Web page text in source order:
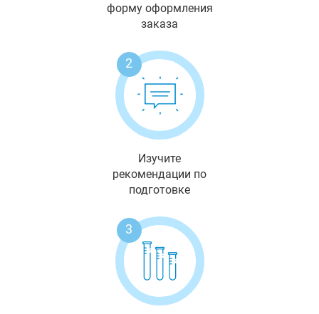
форму оформления
заказа
2
Изучите
рекомендации по
подготовке
3